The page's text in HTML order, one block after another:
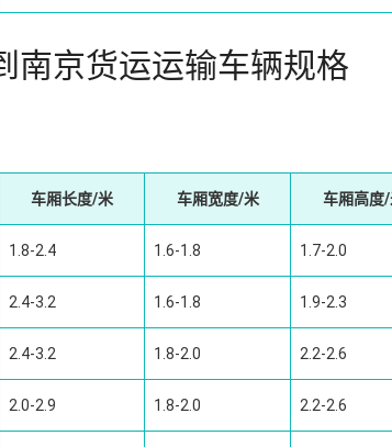
南京货运运输车辆规格
车厢长度/米 车厢宽度/米 车厢高度/
1.8-2.4 1.6-1.8 1.7-2.0
2.4-3.2 1.6-1.8 1.9-2.3
2.4-3.2 1.8-2.0 2.2-2.6
2.0-2.9 1.8-2.0 2.2-2.6